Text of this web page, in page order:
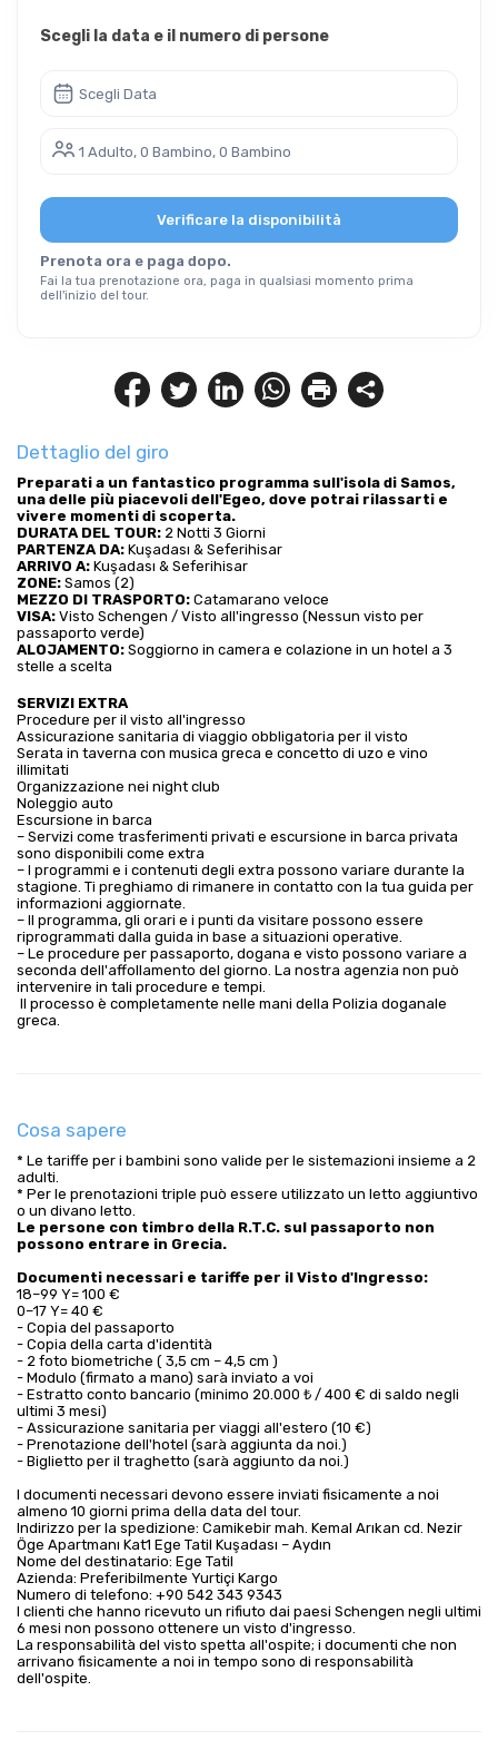
Dettaglio del giro
Preparati a un fantastico programma sull'isola di Samos,
una delle più piacevoli dell'Egeo, dove potrai rilassarti e
vivere momenti di scoperta.
DURATA DEL TOUR: 2 Notti 3 Giorni
PARTENZA DA: Kuşadası & Seferihisar
ARRIVO A: Kuşadası & Seferihisar
ZONE: Samos (2)
MEZZO DI TRASPORTO: Catamarano veloce
VISA: Visto Schengen / Visto all'ingresso (Nessun visto per
passaporto verde)
ALOJAMENTO: Soggiorno in camera e colazione in un hotel a 3
stelle a scelta
SERVIZI EXTRA
Procedure per il visto all'ingresso
Assicurazione sanitaria di viaggio obbligatoria per il visto
Serata in taverna con musica greca e concetto di uzo e vino
illimitati
Organizzazione nei night club
Noleggio auto
Escursione in barca
– Servizi come trasferimenti privati e escursione in barca privata
sono disponibili come extra
– I programmi e i contenuti degli extra possono variare durante la
stagione. Ti preghiamo di rimanere in contatto con la tua guida per
informazioni aggiornate.
– Il programma, gli orari e i punti da visitare possono essere
riprogrammati dalla guida in base a situazioni operative.
– Le procedure per passaporto, dogana e visto possono variare a
seconda dell'affollamento del giorno. La nostra agenzia non può
intervenire in tali procedure e tempi.
greca.
Cosa sapere
* Le tariffe per i bambini sono valide per le sistemazioni insieme a 2
adulti.
* Per le prenotazioni triple può essere utilizzato un letto aggiuntivo
o un divano letto.
Le persone con timbro della R.T.C. sul passaporto non
possono entrare in Grecia.
Documenti necessari e tariffe per il Visto d'Ingresso:
18–99 Y= 100 €
0–17 Y= 40 €
- Copia del passaporto
- Copia della carta d'identità
- 2 foto biometriche ( 3,5 cm – 4,5 cm )
- Modulo (firmato a mano) sarà inviato a voi
- Estratto conto bancario (minimo 20.000 ₺ / 400 € di saldo negli
ultimi 3 mesi)
- Assicurazione sanitaria per viaggi all'estero (10 €)
- Prenotazione dell'hotel (sarà aggiunta da noi.)
- Biglietto per il traghetto (sarà aggiunto da noi.)
I documenti necessari devono essere inviati fisicamente a noi
almeno 10 giorni prima della data del tour.
Indirizzo per la spedizione: Camikebir mah. Kemal Arıkan cd. Nezir
Öge Apartmanı Kat1 Ege Tatil Kuşadası – Aydın
Nome del destinatario: Ege Tatil
Azienda: Preferibilmente Yurtiçi Kargo
Numero di telefono: +90 542 343 9343
I clienti che hanno ricevuto un rifiuto dai paesi Schengen negli ultimi
6 mesi non possono ottenere un visto d'ingresso.
La responsabilità del visto spetta all'ospite; i documenti che non
arrivano fisicamente a noi in tempo sono di responsabilità
dell'ospite.
Scegli la data e il numero di persone
Scegli Data
1 Adulto, 0 Bambino, 0 Bambino
Verificare la disponibilità
Prenota ora e paga dopo.
Fai la tua prenotazione ora, paga in qualsiasi momento prima
dell'inizio del tour.